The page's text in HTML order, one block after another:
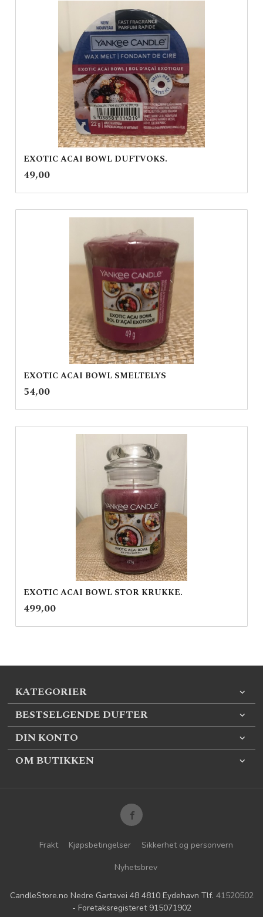
EXOTIC ACAI BOWL DUFTVOKS.
Pris
49,00
EXOTIC ACAI BOWL SMELTELYS
Pris
54,00
EXOTIC ACAI BOWL STOR KRUKKE.
Pris
499,00
KATEGORIER
BESTSELGENDE DUFTER
DIN KONTO
OM BUTIKKEN
Frakt Kjøpsbetingelser
Sikkerhet og personvern
Nyhetsbrev
CandleStore.no Nedre Gartavei 48 4810 Eydehavn Tlf. 41520502
- Foretaksregisteret 915071902